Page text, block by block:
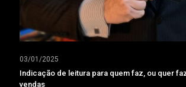
03/01/2025
Indicação de leitura para quem faz, ou quer
vendas